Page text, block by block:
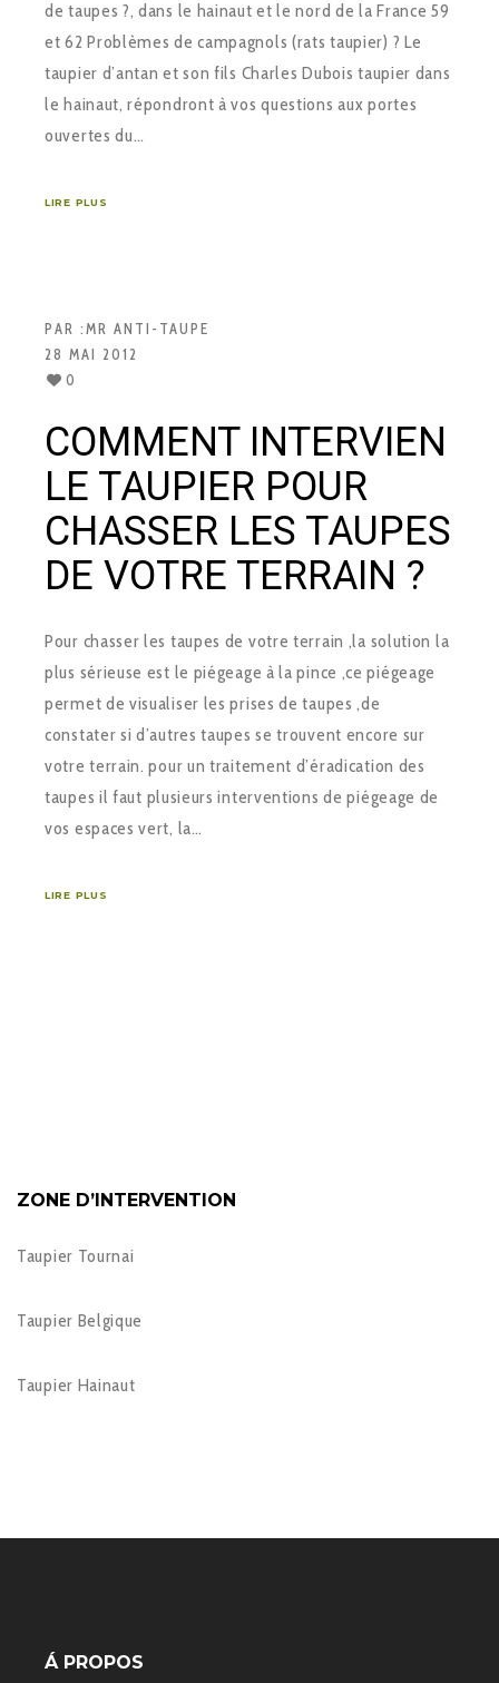
de taupes ?, dans le hainaut et le nord de la France 59
et 62 Problèmes de campagnols (rats taupier) ? Le
taupier d’antan et son fils Charles Dubois taupier dans
le hainaut, répondront à vos questions aux portes
ouvertes du…
LIRE PLUS
PAR :MR ANTI-TAUPE
28 MAI 2012
0
COMMENT INTERVIEN
LE TAUPIER POUR
CHASSER LES TAUPES
DE VOTRE TERRAIN ?
Pour chasser les taupes de votre terrain ,la solution la
plus sérieuse est le piégeage à la pince ,ce piégeage
permet de visualiser les prises de taupes ,de
constater si d’autres taupes se trouvent encore sur
votre terrain. pour un traitement d’éradication des
taupes il faut plusieurs interventions de piégeage de
vos espaces vert, la…
LIRE PLUS
ZONE D’INTERVENTION
Taupier Tournai
Taupier Belgique
Taupier Hainaut
Á PROPOS